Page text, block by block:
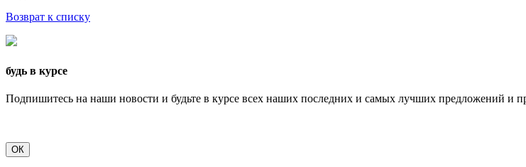
Возврат к списку
будь в курсе
Подпишитесь на наши новости и будьте в курсе всех наших последних и самых лучших предложений и
ОК